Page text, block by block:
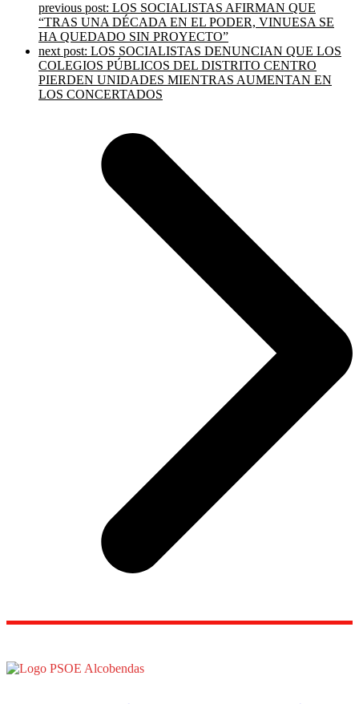
previous post: LOS SOCIALISTAS AFIRMAN QUE
“TRAS UNA DÉCADA EN EL PODER, VINUESA SE
HA QUEDADO SIN PROYECTO”
next post: LOS SOCIALISTAS DENUNCIAN QUE LOS
COLEGIOS PÚBLICOS DEL DISTRITO CENTRO
PIERDEN UNIDADES MIENTRAS AUMENTAN EN
LOS CONCERTADOS